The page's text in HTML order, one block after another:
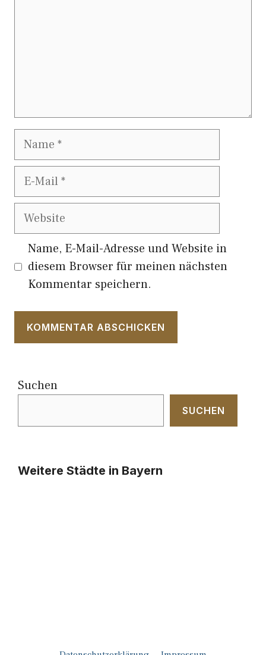
Name
E-
Website
Name, E-Mail-Adresse und Website in
diesem Browser für meinen nächsten
Kommentar speichern.
Suchen
SUCHEN
Weitere Städte in Bayern